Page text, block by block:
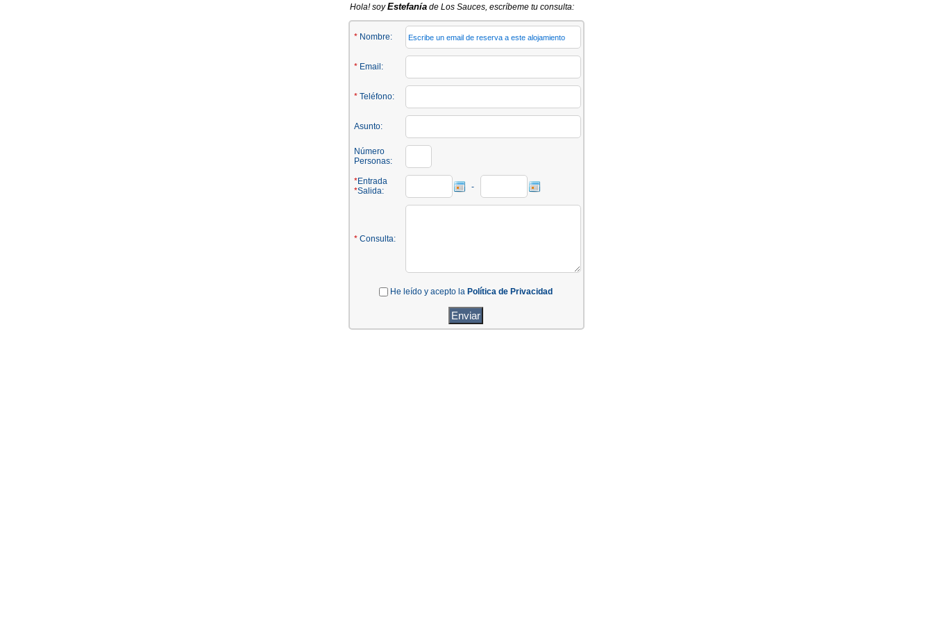
Hola! soyEstefanía de Los Sauces, escríbeme tu consulta:
* Nombre:
* Email:
* Teléfono:
Asunto:
Número
Personas:
*Entrada
*Salida: -
* Consulta:
He leído y acepto la Política de Privacidad